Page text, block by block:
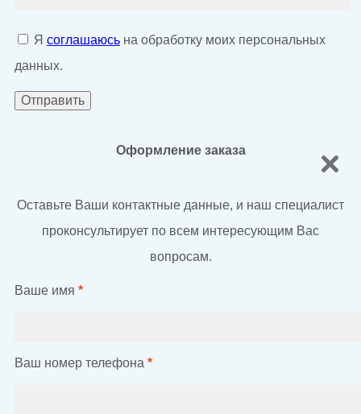
Я соглашаюсь на обработку моих персональных
данных.
Оформление заказа
Оставьте Ваши контактные данные, и наш специалист
проконсультирует по всем интересующим Вас
вопросам.
Ваше имя *
Ваш номер телефона *